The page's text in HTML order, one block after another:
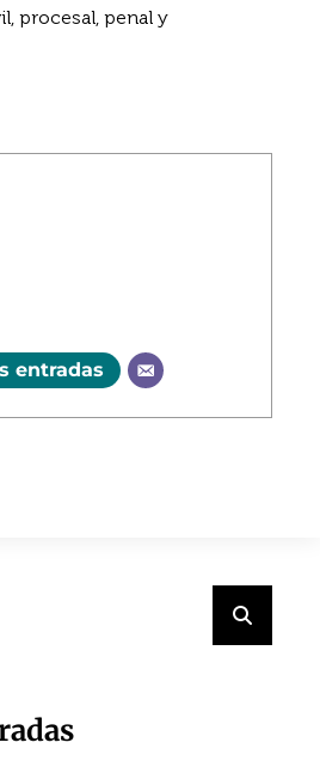
procesal, penal y
entradas